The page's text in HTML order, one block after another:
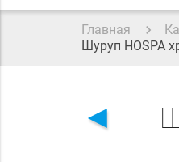
Главная
Шуруп HOSPA
◄